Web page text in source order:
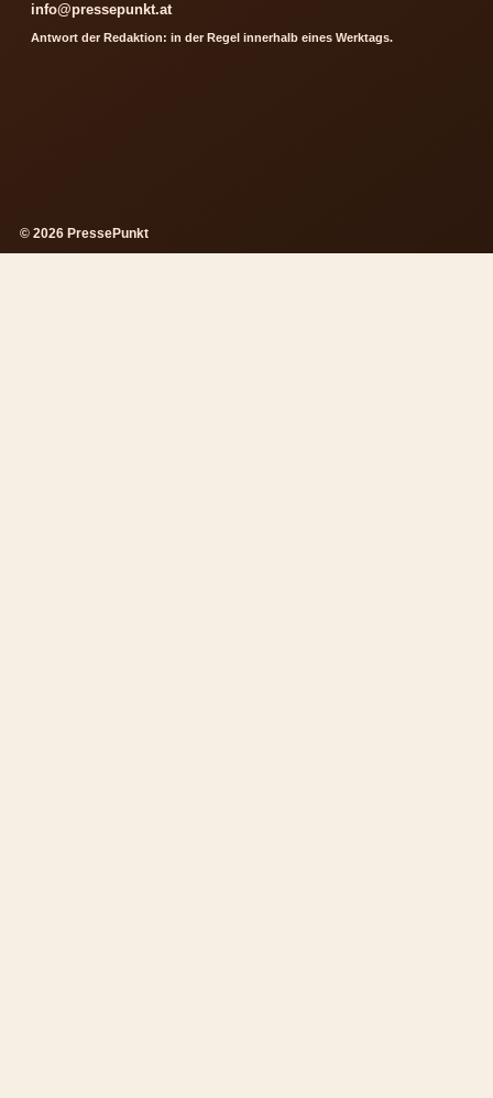
info@pressepunkt.at
Antwort der Redaktion: in der Regel innerhalb eines Werktags.
© 2026 PressePunkt